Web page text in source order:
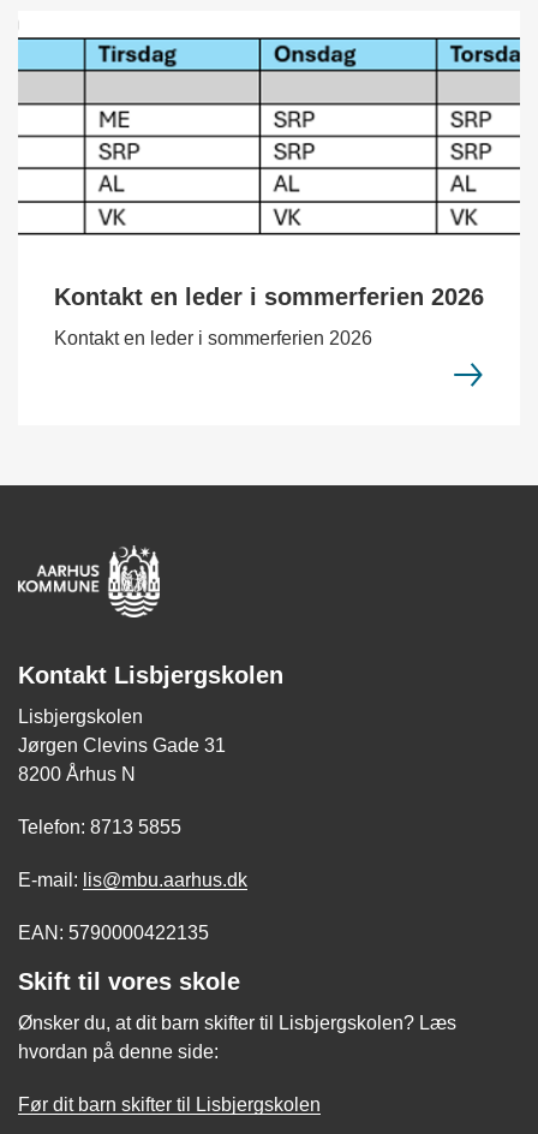
Kontakt en leder i sommerferien 2026
Kontakt en leder i sommerferien 2026
Kontakt Lisbjergskolen
Lisbjergskolen
Jørgen Clevins Gade 31
8200 Århus N
Telefon: 8713 5855
E-mail: lis@mbu.aarhus.dk
EAN: 5790000422135
Skift til vores skole
Ønsker du, at dit barn skifter til Lisbjergskolen? Læs
hvordan på denne side:
Før dit barn skifter til Lisbjergskolen